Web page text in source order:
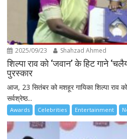
2025/09/23 Shahzad Ahmed
शिल्पा राव को ‘जवान’ के हिट गाने
पुरस्कार
आज, 23 सितंबर को मशहूर गायिका शिल्पा राव
सर्वश्रेष्ठ...
Awards Celebrities Entertainment